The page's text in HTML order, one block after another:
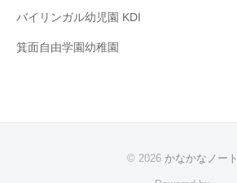
バイリンガル幼児園 KDI
箕面自由学園幼稚園
© 2026 かなかなノート